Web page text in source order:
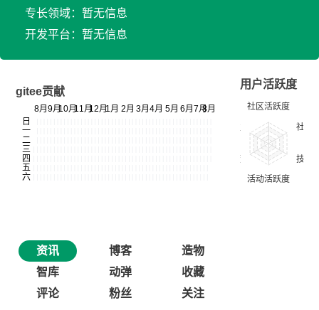
专长领域：暂无信息
开发平台：暂无信息
gitee贡献
用户活跃度
资讯 博客
造物
智库
动弹
收藏
评论
粉丝 关注